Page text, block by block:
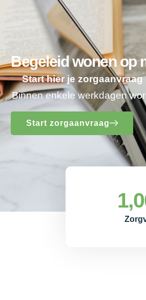
Begeleid wonen op
Start hier je zorgaanvraag
Binnen enkele werkdagen
Start zorgaanvraag